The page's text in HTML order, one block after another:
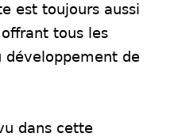
est toujours aussi
tous les
développement de
dans cette